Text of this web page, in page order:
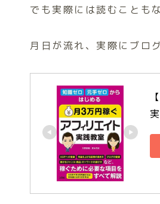
でも実際には読むことも
月日が流れ、実際にブロ